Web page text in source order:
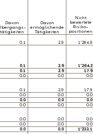
Davon
tätigkeiten
Davon
ermöglichende
Tätigkeiten
Nicht
bewertete
Risiko-
positionen
0.1 2.9 1’264.9
0.1 2.9 1’264.2
0.1 2.9 17.9
0.0 0.0 0.0
0.1 2.9 17.9
0.0 0.0 0.0
0.0 0.0 0.0
0.0 0.0 0.0
0.0 0.0 0.0
0.0 0.0 0.0
0.0 0.0 1’233.1